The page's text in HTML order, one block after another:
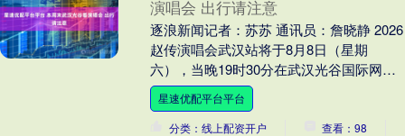
演唱会 出行请注意
逐浪新闻记者：苏苏 通讯员：詹晓静 2026
赵传演唱会武汉站将于8月8日（星期
六），当晚19时30分在武汉光谷国际网球
中心中央球场举行。届时，场馆周边将采
取临时....
星速优配平台平台
分类：线上配资开户
查看：98